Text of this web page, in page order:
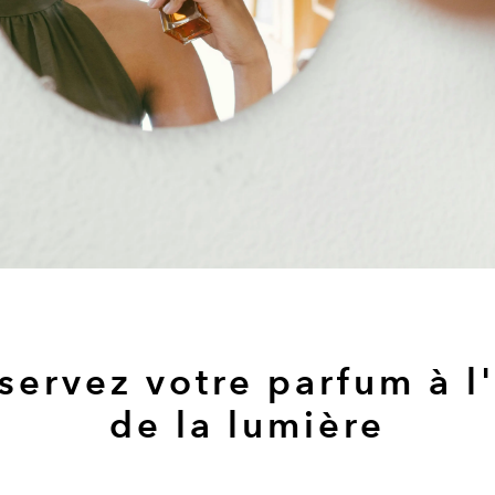
votre parfum à
de la lumière